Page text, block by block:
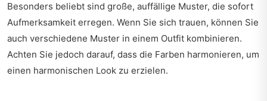
Besonders beliebt sind große, auffällige Muster, die sofort
Aufmerksamkeit erregen. Wenn Sie sich trauen, können Sie
auch verschiedene Muster in einem Outfit kombinieren.
Achten Sie jedoch darauf, dass die Farben harmonieren, um
einen harmonischen Look zu erzielen.